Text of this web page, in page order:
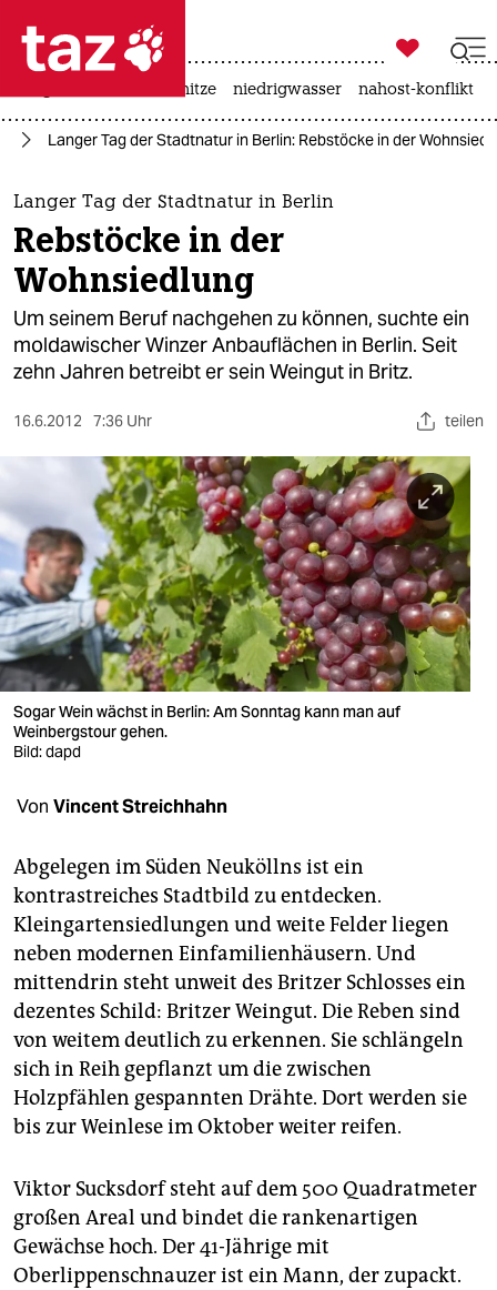
 taz zahl ich
taz zahl ich
themen
politik
öko
gesellschaft
sport
berlin
nord
wahrheit
verlag
verlag
veranstaltungen
unterstützen
abo
genossenschaft
epaper login

taz zahl ich
hitze niedrigwasser nahost-konflikt
Langer Tag der Stadtnatur in Berlin: Rebstöcke in der
Langer Tag der Stadtnatur in Berlin
Rebstöcke in der
Wohnsiedlung
Um seinem Beruf nachgehen zu können, suchte ein
moldawischer Winzer Anbauflächen in Berlin. Seit
zehn Jahren betreibt er sein Weingut in Britz.
16.6.2012 7:36 Uhr teilen
Sogar Wein wächst in Berlin: Am Sonntag kann man auf
Weinbergstour gehen.
Bild: dapd
Von Vincent Streichhahn
Abgelegen im Süden Neuköllns ist ein
kontrastreiches Stadtbild zu entdecken.
Kleingartensiedlungen und weite Felder liegen
neben modernen Einfamilienhäusern. Und
mittendrin steht unweit des Britzer Schlosses ein
dezentes Schild: Britzer Weingut. Die Reben sind
von weitem deutlich zu erkennen. Sie schlängeln
sich in Reih gepflanzt um die zwischen
Holzpfählen gespannten Drähte. Dort werden sie
bis zur Weinlese im Oktober weiter reifen.
Viktor Sucksdorf steht auf dem 500 Quadratmeter
großen Areal und bindet die rankenartigen
Gewächse hoch. Der 41-Jährige mit
Oberlippenschnauzer ist ein Mann, der zupackt.